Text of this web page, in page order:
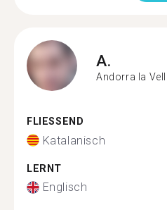
A.
Andorra la
FLIESSEND
Katalanisch
LERNT
Englisch